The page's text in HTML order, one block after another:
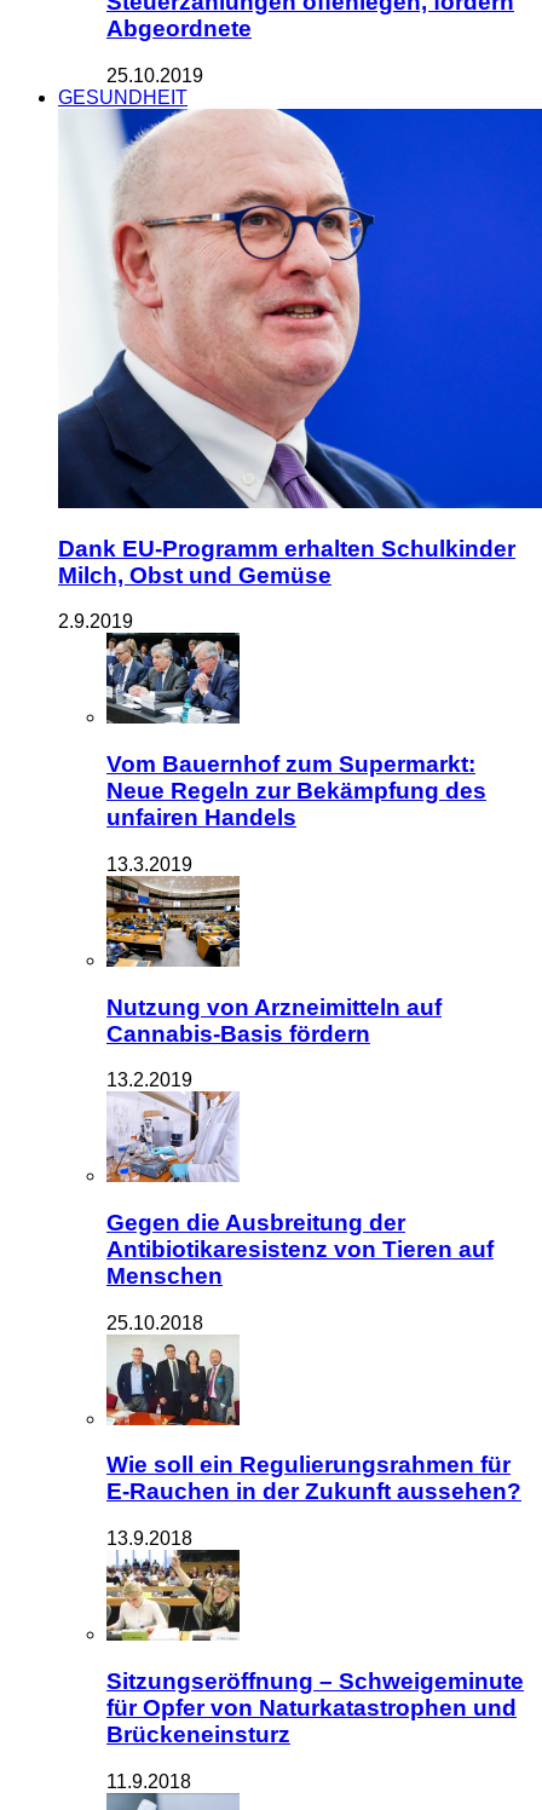
Abgeordnete
25.10.2019
GESUNDHEIT
Dank EU-Programm erhalten Schulkinder
Milch, Obst und Gemüse
2.9.2019
Vom Bauernhof zum Supermarkt:
Neue Regeln zur Bekämpfung des
unfairen Handels
13.3.2019
Nutzung von Arzneimitteln auf
Cannabis-Basis fördern
13.2.2019
Gegen die Ausbreitung der
Antibiotikaresistenz von Tieren auf
Menschen
25.10.2018
Wie soll ein Regulierungsrahmen für
E-Rauchen in der Zukunft aussehen?
13.9.2018
Sitzungseröffnung – Schweigeminute
für Opfer von Naturkatastrophen und
Brückeneinsturz
11.9.2018